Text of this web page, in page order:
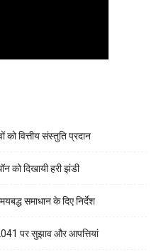
को वित्तीय संस्तुति प्रदान
को दिखायी हरी झंडी
समाधान के दिए निर्देश
पर सुझाव और आपत्तियां